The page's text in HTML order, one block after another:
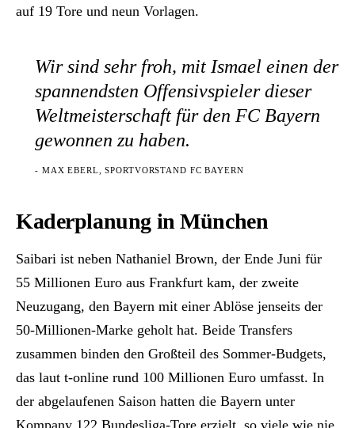
auf 19 Tore und neun Vorlagen.
Wir sind sehr froh, mit Ismael einen der
spannendsten Offensivspieler dieser
Weltmeisterschaft für den FC Bayern
gewonnen zu haben.
- MAX EBERL, SPORTVORSTAND FC BAYERN
Kaderplanung in München
Saibari ist neben Nathaniel Brown, der Ende Juni für
55 Millionen Euro aus Frankfurt kam, der zweite
Neuzugang, den Bayern mit einer Ablöse jenseits der
50-Millionen-Marke geholt hat. Beide Transfers
zusammen binden den Großteil des Sommer-Budgets,
das laut t-online rund 100 Millionen Euro umfasst. In
der abgelaufenen Saison hatten die Bayern unter